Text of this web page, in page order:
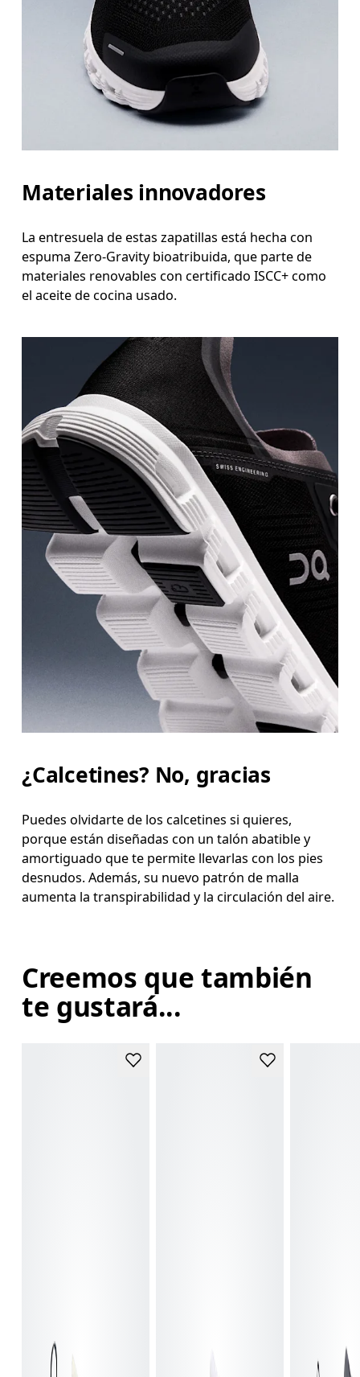
Materiales innovadores
La entresuela de estas zapatillas está hecha con
espuma Zero-Gravity bioatribuida, que parte de
materiales renovables con certificado ISCC+ como
el aceite de cocina usado.
¿Calcetines? No, gracias
Puedes olvidarte de los calcetines si quieres,
porque están diseñadas con un talón abatible y
amortiguado que te permite llevarlas con los pies
desnudos. Además, su nuevo patrón de malla
aumenta la transpirabilidad y la circulación del aire.
Creemos que también
te gustará...